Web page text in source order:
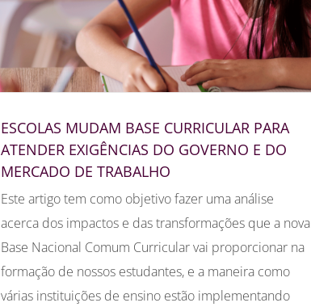
ESCOLAS MUDAM BASE CURRICULAR PARA
ATENDER EXIGÊNCIAS DO GOVERNO E DO
MERCADO DE TRABALHO
Este artigo tem como objetivo fazer uma análise
acerca dos impactos e das transformações que a nova
Base Nacional Comum Curricular vai proporcionar na
formação de nossos estudantes, e a maneira como
várias instituições de ensino estão implementando